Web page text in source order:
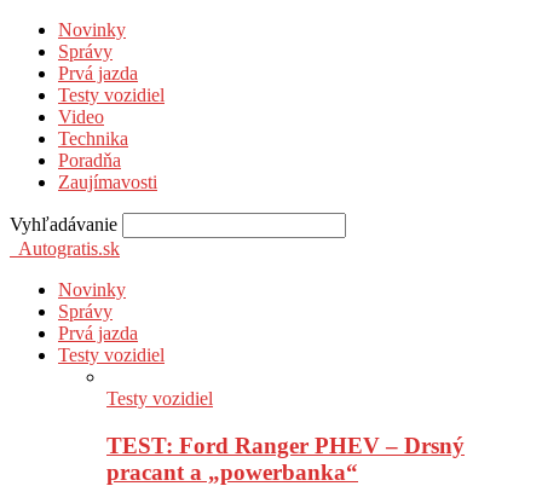
Novinky
Správy
Prvá jazda
Testy vozidiel
Video
Technika
Poradňa
Zaujímavosti
Vyhľadávanie
Autogratis.sk
Novinky
Správy
Prvá jazda
Testy vozidiel
Testy vozidiel
TEST: Ford Ranger PHEV – Drsný
pracant a „powerbanka“